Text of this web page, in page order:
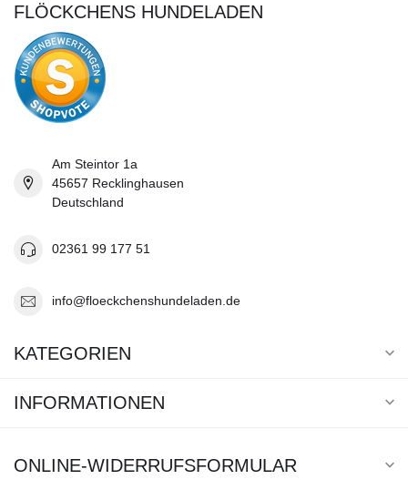
FLÖCKCHENS HUNDELADEN
Am Steintor 1a
45657 Recklinghausen
Deutschland
02361 99 177 51
info@floeckchenshundeladen.de
KATEGORIEN
INFORMATIONEN
ONLINE-WIDERRUFSFORMULAR